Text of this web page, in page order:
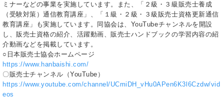
ミナーなどの事業を実施しています。また、「２級・３級販売士養成
（受験対策）通信教育講座」、「１級・２級・３級販売士資格更新通信
教育講座」も実施しています。同協会は、YouTubeチャンネルを開設
し、販売士資格の紹介、活躍動画、販売士ハンドブックの学習内容の紹
介動画などを掲載しています。
○日本販売士協会ホームページ
https://www.hanbaishi.com/
〇販売士チャンネル（YouTube）
https://www.youtube.com/channel/UCmiDH_vHu0APen6K3l6Czdw/vid
eos